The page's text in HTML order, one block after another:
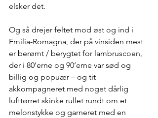
elsker det.
Og så drejer feltet mod øst og ind i
Emilia-Romagna, der på vinsiden mest
er berømt / berygtet for lambruscoen,
der i 80’erne og 90’erne var sød og
billig og popuær – og tit
akkompagneret med noget dårlig
lufttørret skinke rullet rundt om et
melonstykke og garneret med en